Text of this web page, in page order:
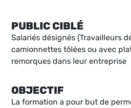
PUBLIC CIBLÉ
Salariés désignés (Travailleurs
camionnettes tôlées ou avec
remorques dans leur entreprise
OBJECTIF
La formation a pour but de